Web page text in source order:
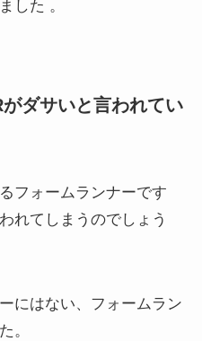
した 。
ダサいと言われてい
フォームランナーです
れてしまうのでしょう
にはない、フォームラン
。